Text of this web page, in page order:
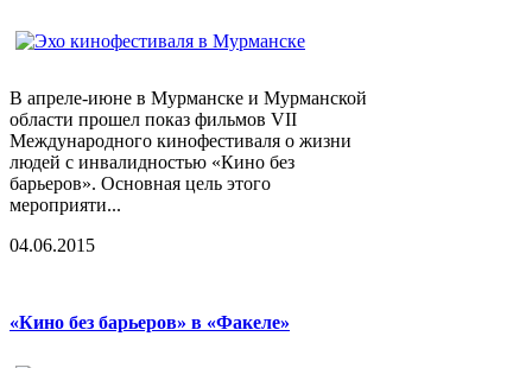
В апреле-июне в Мурманске и Мурманской
области прошел показ фильмов VII
Международного кинофестиваля о жизни
людей с инвалидностью «Кино без
барьеров». Основная цель этого
мероприяти...
04.06.2015
«Кино без барьеров» в «Факеле»